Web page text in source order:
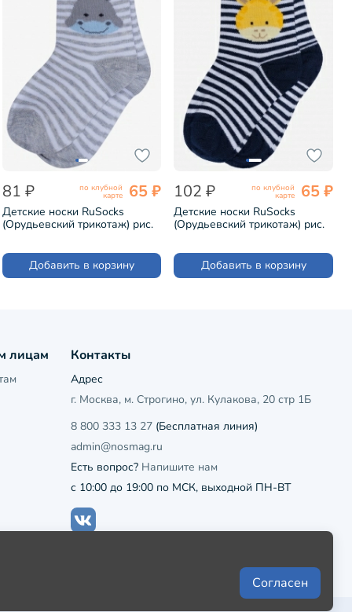
81 ₽ по клубной
карте 65 ₽
Детские носки RuSocks
(Орудьевский трикотаж) рис.
Добавить в корзину
102 ₽ по клубной
карте 65 ₽
Детские носки RuSocks
(Орудьевский трикотаж) рис.
13788)
Добавить в корзину
лицам Контакты
Адрес
г. Москва, м. Строгино, ул. Кулакова, 20 стр 1Б
8 800 333 13 27(Бесплатная линия)
admin@nosmag.ru
Есть вопрос? Напишите нам
с 10:00 до 19:00 по МСК, выходной ПН-ВТ
Согласен